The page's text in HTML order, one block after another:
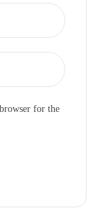
for the